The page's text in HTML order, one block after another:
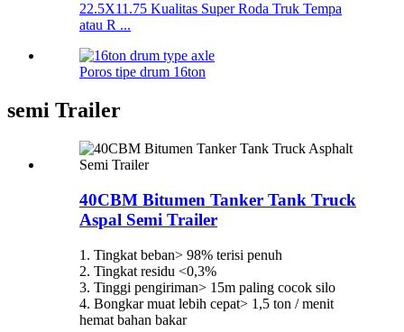
22.5X11.75 Kualitas Super Roda Truk Tempa
atau R ...
Poros tipe drum 16ton
semi Trailer
40CBM Bitumen Tanker Tank Truck
Aspal Semi Trailer
1. Tingkat beban> 98% terisi penuh
2. Tingkat residu <0,3%
3. Tinggi pengiriman> 15m paling cocok silo
4. Bongkar muat lebih cepat> 1,5 ton / menit
hemat bahan bakar